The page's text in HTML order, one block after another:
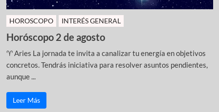
HOROSCOPO INTERÉS GENERAL
Horóscopo 2 de agosto
♈ Aries La jornada te invita a canalizar tu energía en objetivos
concretos. Tendrás iniciativa para resolver asuntos pendientes,
aunque ...
Leer Más